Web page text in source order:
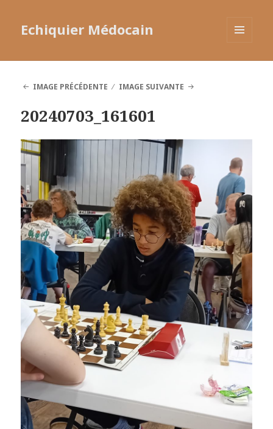
Echiquier Médocain
IMAGE PRÉCÉDENTE
IMAGE SUIVANTE
20240703_161601